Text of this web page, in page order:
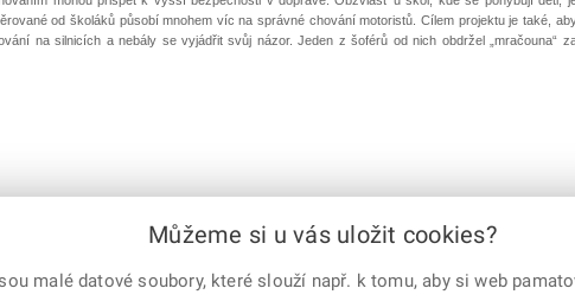
od školáků působí mnohem víc na správné chování motoristů. Cílem projektu je také,
na silnicích a nebály se vyjádřit svůj názor. Jeden z šoférů od nich obdržel „mračouna“
Můžeme si u vás uložit cookies?
malé datové soubory, které slouží např. k tomu, aby si web